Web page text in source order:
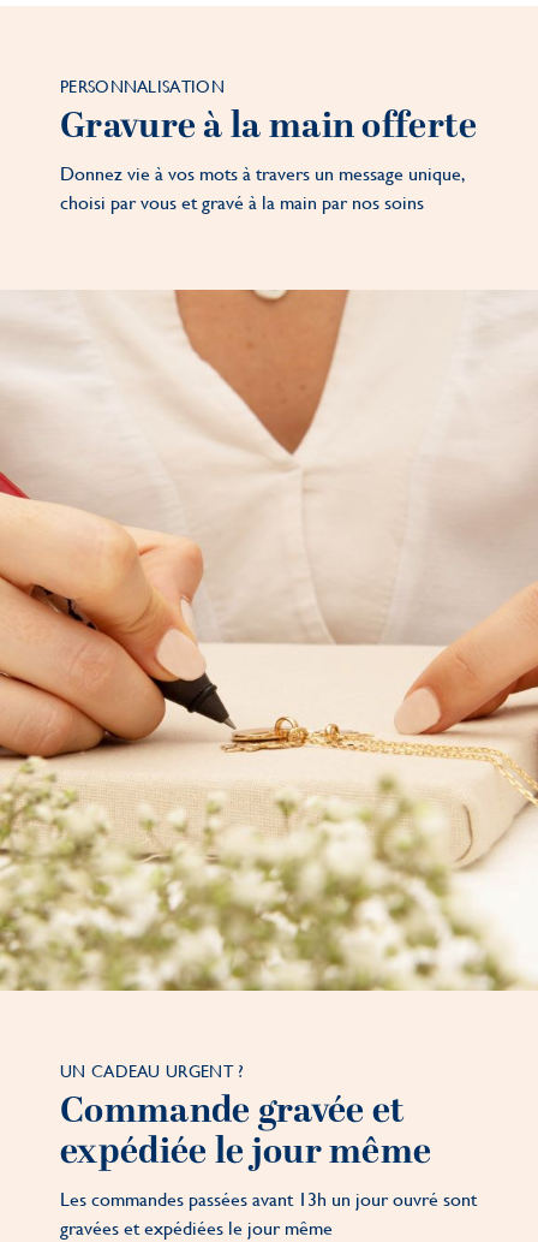
PERSONNALISATION
Gravure à la main offerte
Donnez vie à vos mots à travers un message unique,
choisi par vous et gravé à la main par nos soins
UN CADEAU URGENT ?
Commande gravée et
expédiée le jour même
Les commandes passées avant 13h un jour ouvré sont
gravées et expédiées le jour même